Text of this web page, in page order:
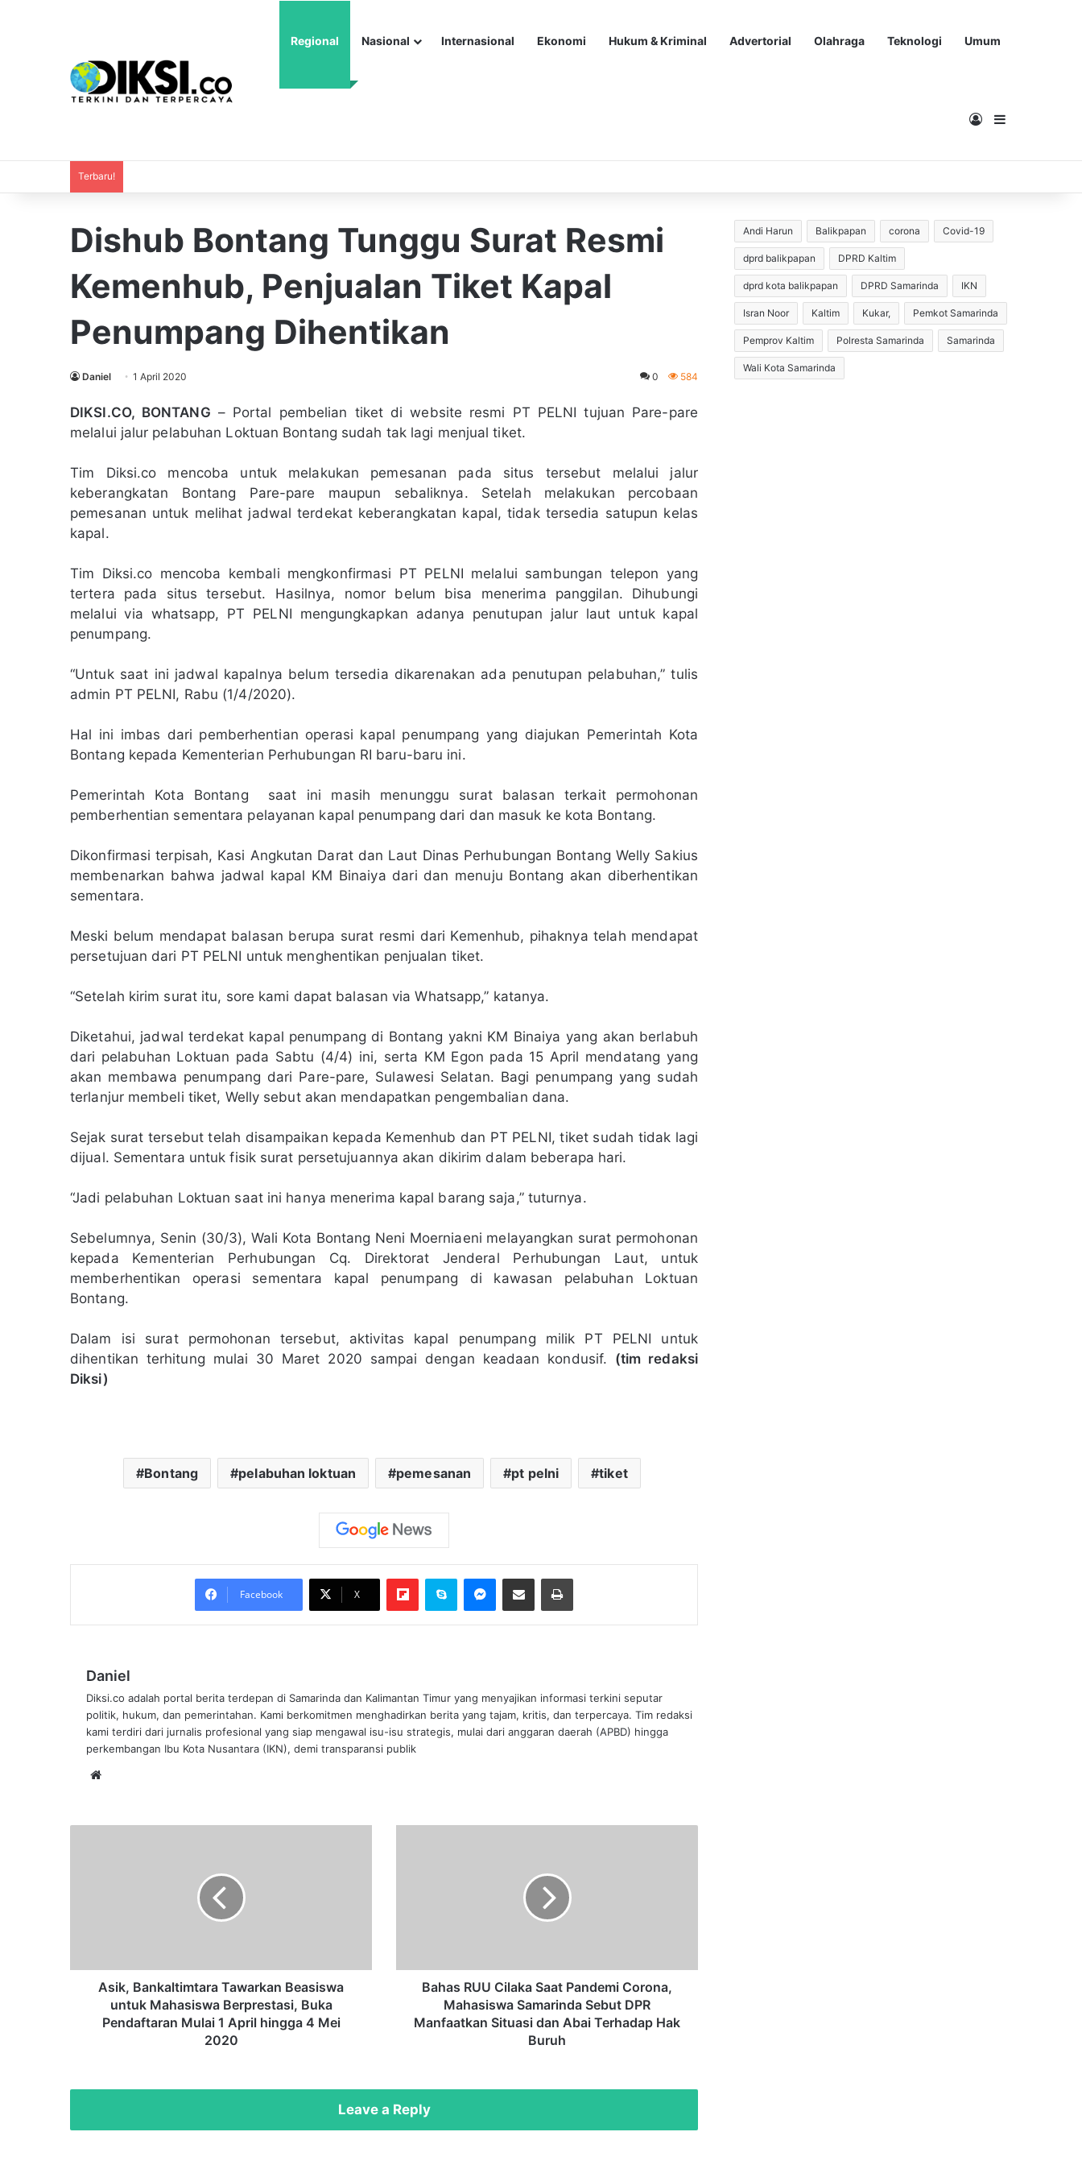
Regional Nasional Internasional Ekonomi Hukum & Kriminal Advertorial Olahraga Teknologi Umum
MasukSidebar
Terbaru!
Dishub Bontang Tunggu Surat Resmi
Kemenhub, Penjualan Tiket Kapal
Penumpang Dihentikan
Daniel 1 April 2020 0 584
DIKSI.CO, BONTANG – Portal pembelian tiket di website resmi PT PELNI tujuan Pare-pare
melalui jalur pelabuhan Loktuan Bontang sudah tak lagi menjual tiket.
Tim Diksi.co mencoba untuk melakukan pemesanan pada situs tersebut melalui jalur
keberangkatan Bontang Pare-pare maupun sebaliknya. Setelah melakukan percobaan
pemesanan untuk melihat jadwal terdekat keberangkatan kapal, tidak tersedia satupun kelas
kapal.
Tim Diksi.co mencoba kembali mengkonfirmasi PT PELNI melalui sambungan telepon yang
tertera pada situs tersebut. Hasilnya, nomor belum bisa menerima panggilan. Dihubungi
melalui via whatsapp, PT PELNI mengungkapkan adanya penutupan jalur laut untuk kapal
penumpang.
“Untuk saat ini jadwal kapalnya belum tersedia dikarenakan ada penutupan pelabuhan,” tulis
admin PT PELNI, Rabu (1/4/2020).
Hal ini imbas dari pemberhentian operasi kapal penumpang yang diajukan Pemerintah Kota
Bontang kepada Kementerian Perhubungan RI baru-baru ini.
Pemerintah Kota Bontang saat ini masih menunggu surat balasan terkait permohonan
pemberhentian sementara pelayanan kapal penumpang dari dan masuk ke kota Bontang.
Dikonfirmasi terpisah, Kasi Angkutan Darat dan Laut Dinas Perhubungan Bontang Welly Sakius
membenarkan bahwa jadwal kapal KM Binaiya dari dan menuju Bontang akan diberhentikan
sementara.
Meski belum mendapat balasan berupa surat resmi dari Kemenhub, pihaknya telah mendapat
persetujuan dari PT PELNI untuk menghentikan penjualan tiket.
“Setelah kirim surat itu, sore kami dapat balasan via Whatsapp,” katanya.
Diketahui, jadwal terdekat kapal penumpang di Bontang yakni KM Binaiya yang akan berlabuh
dari pelabuhan Loktuan pada Sabtu (4/4) ini, serta KM Egon pada 15 April mendatang yang
akan membawa penumpang dari Pare-pare, Sulawesi Selatan. Bagi penumpang yang sudah
terlanjur membeli tiket, Welly sebut akan mendapatkan pengembalian dana.
Sejak surat tersebut telah disampaikan kepada Kemenhub dan PT PELNI, tiket sudah tidak lagi
dijual. Sementara untuk fisik surat persetujuannya akan dikirim dalam beberapa hari.
“Jadi pelabuhan Loktuan saat ini hanya menerima kapal barang saja,” tuturnya.
Sebelumnya, Senin (30/3), Wali Kota Bontang Neni Moerniaeni melayangkan surat permohonan
kepada Kementerian Perhubungan Cq. Direktorat Jenderal Perhubungan Laut, untuk
memberhentikan operasi sementara kapal penumpang di kawasan pelabuhan Loktuan
Bontang.
Dalam isi surat permohonan tersebut, aktivitas kapal penumpang milik PT PELNI untuk
dihentikan terhitung mulai 30 Maret 2020 sampai dengan keadaan kondusif. (tim redaksi
Diksi)
Bontang pelabuhan loktuan pemesanan pt pelni tiket
Facebook X
FlipboardSkype Messenger
Bagikan melalui Email Cetak
Daniel
Diksi.co adalah portal berita terdepan di Samarinda dan Kalimantan Timur yang menyajikan informasi terkini seputar
politik, hukum, dan pemerintahan. Kami berkomitmen menghadirkan berita yang tajam, kritis, dan terpercaya. Tim redaksi
kami terdiri dari jurnalis profesional yang siap mengawal isu-isu strategis, mulai dari anggaran daerah (APBD) hingga
perkembangan Ibu Kota Nusantara (IKN), demi transparansi publik
Pendaftaran
Asik, Bankaltimtara Tawarkan Beasiswa
untuk Mahasiswa Berprestasi, Buka
Pendaftaran Mulai 1 April hingga 4 Mei
2020
Sebut
Manfaatkan
Situasi
Buruh
Bahas RUU Cilaka Saat Pandemi Corona,
Mahasiswa Samarinda Sebut DPR
Manfaatkan Situasi dan Abai Terhadap Hak
Buruh
Leave a Reply
Andi Harun Balikpapan corona Covid-19
dprd balikpapan DPRD Kaltim
dprd kota balikpapan DPRD Samarinda IKN
Isran Noor Kaltim Kukar, Pemkot Samarinda
Pemprov Kaltim Polresta Samarinda Samarinda
Wali Kota Samarinda